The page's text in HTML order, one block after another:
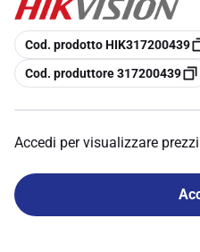
copia
Cod. prodotto HIK317200439
copia
Cod. produttore 317200439
Accedi per visualizzare